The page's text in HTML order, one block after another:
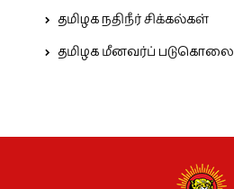
தமிழக நதிநீர் சிக்கல்கள்
தமிழக மீனவர்ப் படுகொலை